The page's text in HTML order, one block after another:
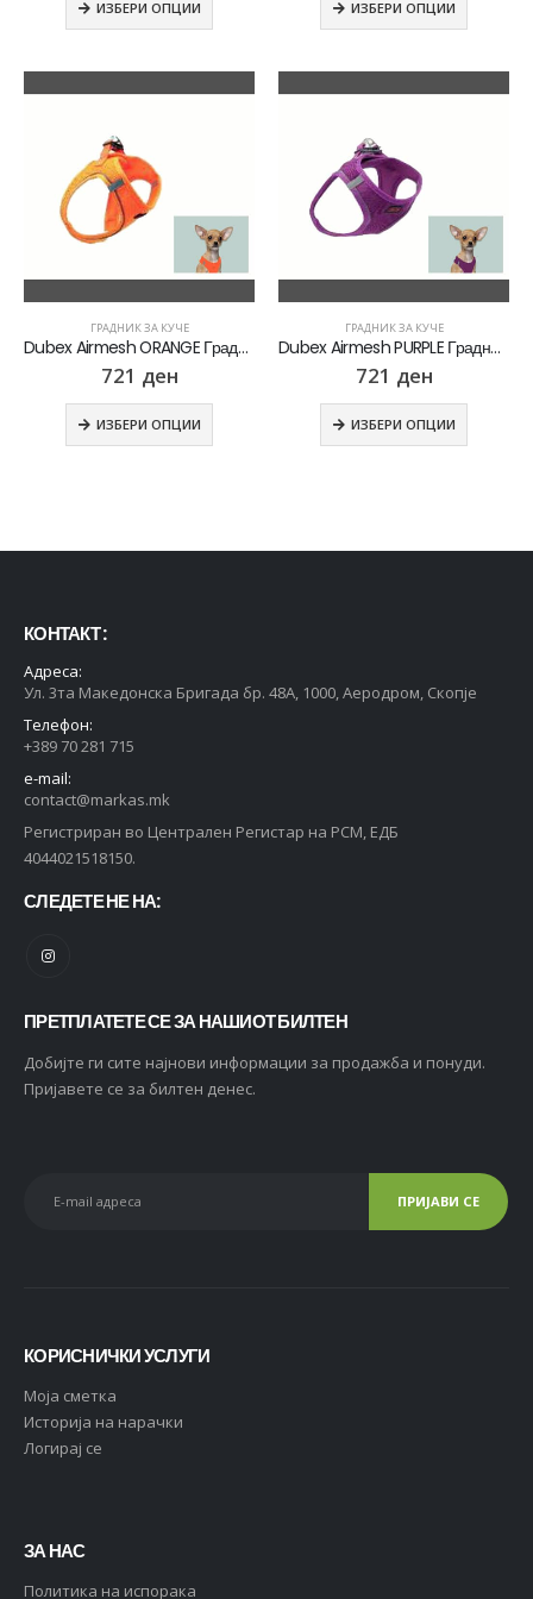
ИЗБЕРИ ОПЦИИ ИЗБЕРИ ОПЦИИ
ГРАДНИК ЗА КУЧЕ
Dubex Airmesh ORANGE Градник за куче
721 ден
ИЗБЕРИ ОПЦИИ
ГРАДНИК ЗА КУЧЕ
Dubex Airmesh PURPLE Градник за куче
721 ден
ИЗБЕРИ ОПЦИИ
КОНТАКТ :
Адреса:
Ул. 3та Македонска Бригада бр. 48А, 1000, Аеродром, Скопје
Телефон:
+389 70 281 715
e-mail:
contact@markas.mk
Регистриран во Централен Регистар на РСМ, ЕДБ
4044021518150.
СЛЕДЕТЕ НЕ НА:
ПРЕТПЛАТЕТЕ СЕ ЗА НАШИОТ БИЛТЕН
Добијте ги сите најнови информации за продажба и понуди.
Пријавете се за билтен денес.
КОРИСНИЧКИ УСЛУГИ
Moja сметка
Историја на нарачки
Логирај се
ЗА НАС
Политика на испорака